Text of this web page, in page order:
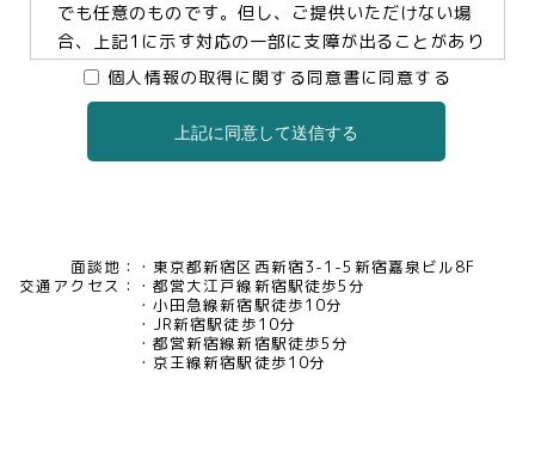
でも任意のものです。但し、ご提供いただけない場
合、上記1に示す対応の一部に支障が出ることがあり
ますので、予めご了承ください。
3.個人情報の提供及び委託について
4.個人情報の開示等について
当社は、お客様本人から保有個人データについて利
用目的の通知、開示、内容の訂正・追加・削除、利
個人情報の取得に関する同意書に同意する
上記に同意して送信する
面談地：
東京都新宿区西新宿3-1-5新宿嘉泉ビル8F
交通アクセス：
都営大江戸線新宿駅徒歩5分
小田急線新宿駅徒歩10分
JR新宿駅徒歩10分
都営新宿線新宿駅徒歩5分
京王線新宿駅徒歩10分